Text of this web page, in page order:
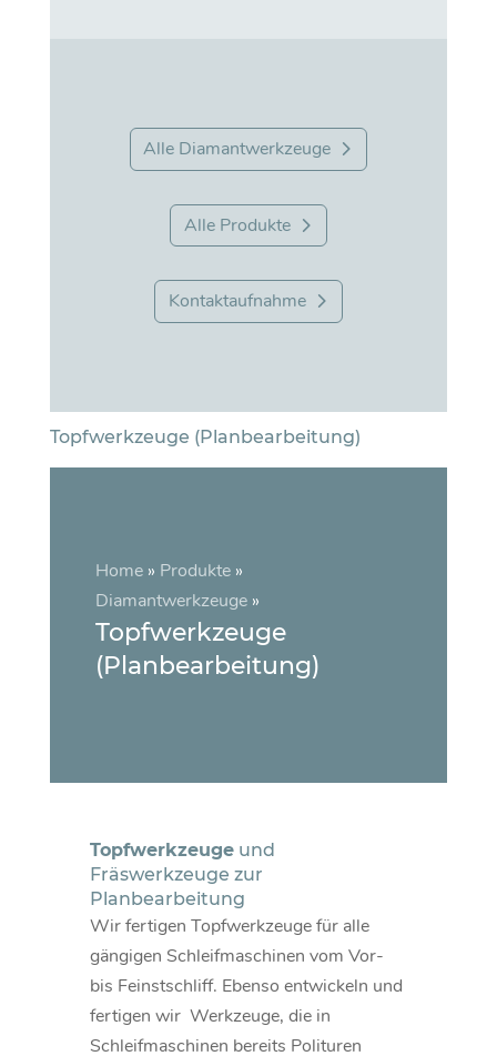
Alle Diamantwerkzeuge
Alle Produkte
Kontaktaufnahme
Topfwerkzeuge (Planbearbeitung)
Home » Produkte »
Diamantwerkzeuge »
Topfwerkzeuge
(Planbearbeitung)
Topfwerkzeugeund
Fräswerkzeuge zur
Planbearbeitung
Wir fertigen Topfwerkzeuge für alle
gängigen Schleifmaschinen vom Vor-
bis Feinstschliff. Ebenso entwickeln und
fertigen wir Werkzeuge, die in
Schleifmaschinen bereits Polituren